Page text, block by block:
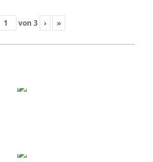
von 3 › »